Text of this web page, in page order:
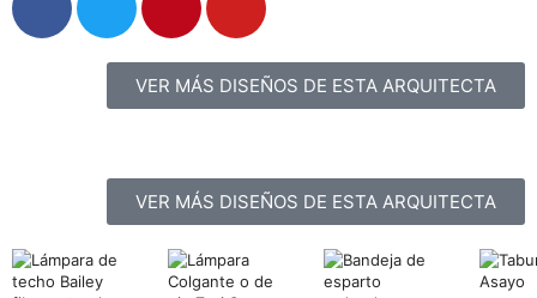
VER MÁS DISEÑOS DE ESTA ARQUITECTA
VER MÁS DISEÑOS DE ESTA ARQUITECTA